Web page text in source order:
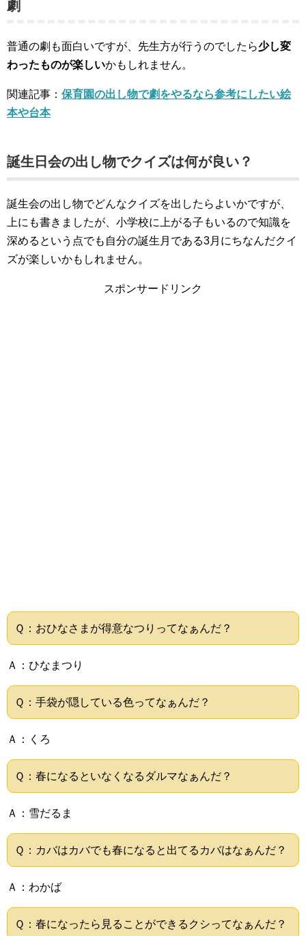
劇
普通の劇も面白いですが、先生方が行うのでしたら少し変
わったものが楽しいかもしれません。
関連記事： 保育園の出し物で劇をやるなら参考にしたい絵
本や台本
誕生日会の出し物でクイズは何が良い？
誕生会の出し物でどんなクイズを出したらよいかですが、
上にも書きましたが、小学校に上がる子もいるので知識を
深めるという点でも自分の誕生月である3月にちなんだクイ
ズが楽しいかもしれません。
スポンサードリンク
Ｑ：おひなさまが得意なつりってなぁんだ？
Ａ：ひなまつり
Ｑ：手袋が隠している色ってなぁんだ？
Ａ：くろ
Ｑ：春になるといなくなるダルマなぁんだ？
Ａ：雪だるま
Ｑ：カバはカバでも春になると出てるカバはなぁんだ？
Ａ：わかば
Ｑ：春になったら見ることができるクシってなぁんだ？